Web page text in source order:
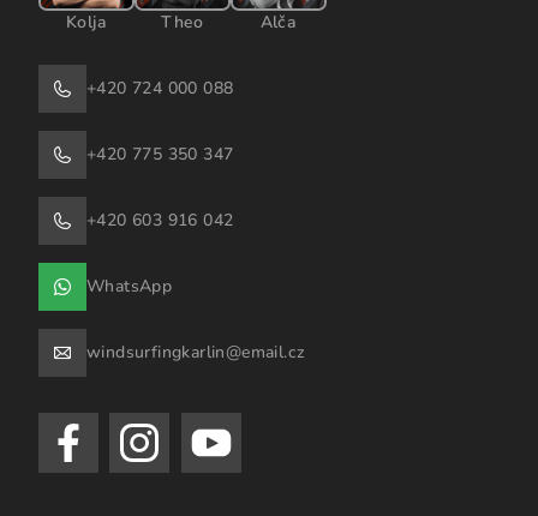
Kolja Theo Alča
+420 724 000 088
+420 775 350 347
+420 603 916 042
WhatsApp
windsurfingkarlin@email.cz